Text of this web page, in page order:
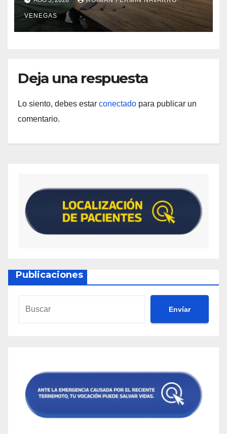
enfermedades
VENEGAS
Deja una respuesta
Lo siento, debes estar conectado para publicar un
comentario.
Publicaciones
Envíar